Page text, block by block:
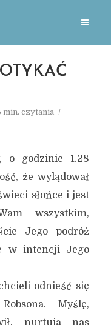
min. czytania
o godzinie 1.28
że wylądował
słońce i jest
wszystkim,
Jego podróż
w intencji Jego
odnieść się
Myślę,
nurtują nas